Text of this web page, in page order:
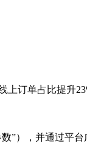
上订单占比提升
），并通过平